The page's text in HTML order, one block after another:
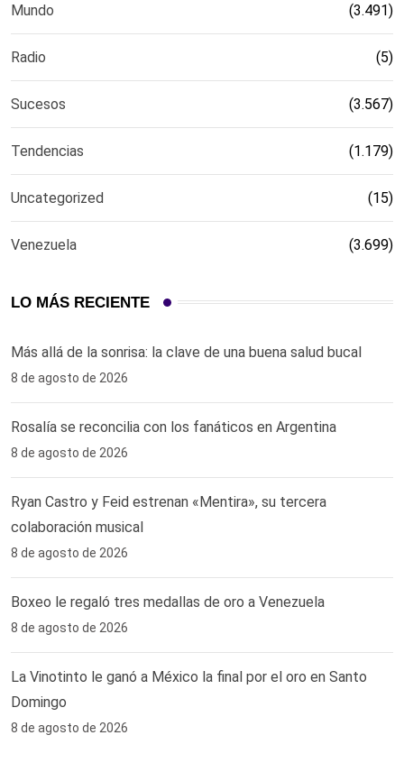
Mundo (3.491)
Radio (5)
Sucesos (3.567)
Tendencias (1.179)
Uncategorized (15)
Venezuela (3.699)
LO MÁS RECIENTE
Más allá de la sonrisa: la clave de una buena salud bucal
8 de agosto de 2026
Rosalía se reconcilia con los fanáticos en Argentina
8 de agosto de 2026
Ryan Castro y Feid estrenan «Mentira», su tercera
colaboración musical
8 de agosto de 2026
Boxeo le regaló tres medallas de oro a Venezuela
8 de agosto de 2026
La Vinotinto le ganó a México la final por el oro en Santo
Domingo
8 de agosto de 2026